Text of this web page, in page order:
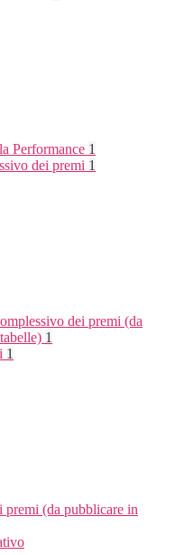
Performance 1
dei premi 1
dei premi (da
1
1
premi (da pubblicare in